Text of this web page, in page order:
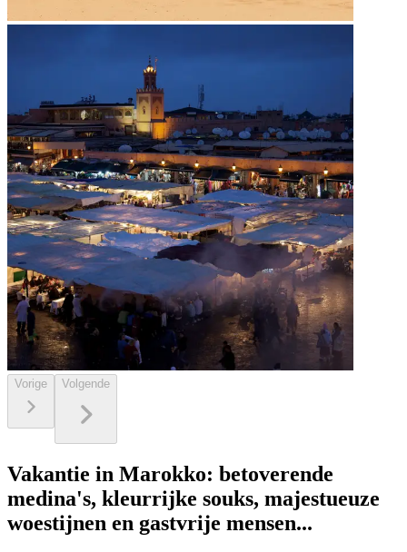
Vorige Volgende
Vakantie in Marokko: betoverende
medina's, kleurrijke souks, majestueuze
woestijnen en gastvrije mensen...